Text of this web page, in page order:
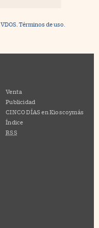
VDOS Términos de uso.
Venta
Publicidad
CINCO DÍAS en Kioscoymás
Índice
RSS